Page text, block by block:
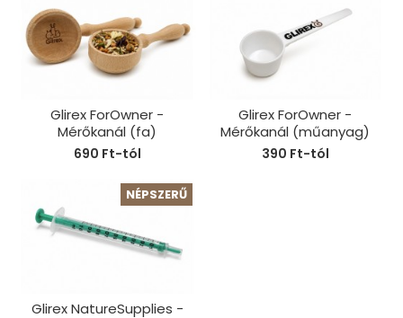
Glirex ForOwner -
Mérőkanál (fa)
690 Ft-tól
Glirex ForOwner -
Mérőkanál (műanyag)
390 Ft-tól
NÉPSZERŰ
Glirex NatureSupplies -